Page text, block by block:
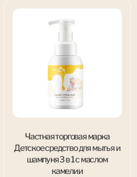
Частная торговая марка
Детское средство для мытья и
шампуня 3 в 1 с маслом
камелии